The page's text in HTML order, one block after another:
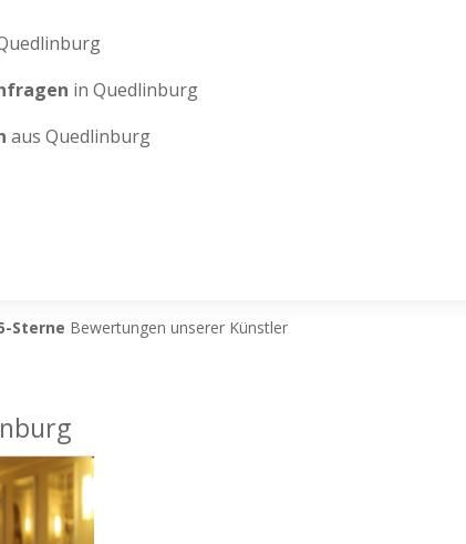
in Quedlinburg
aus Quedlinburg
Sterne Bewertungen unserer Künstler